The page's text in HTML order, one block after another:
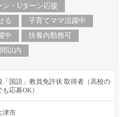
ン・Uターン応援
る
子育てママ活躍中
中
扶養内勤務可
以内
「国語」教員免許状 取得者（高校の
応募OK）
津市